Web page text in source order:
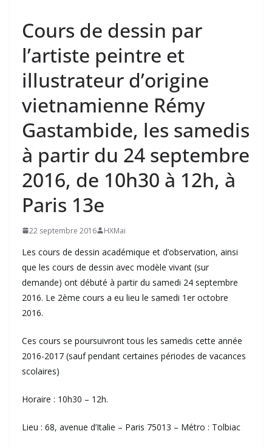
Cours de dessin par
l’artiste peintre et
illustrateur d’origine
vietnamienne Rémy
Gastambide, les samedis
à partir du 24 septembre
2016, de 10h30 à 12h, à
Paris 13e
22 septembre 2016 HXMai
Les cours de dessin académique et d’observation, ainsi
que les cours de dessin avec modèle vivant (sur
demande) ont débuté à partir du samedi 24 septembre
2016. Le 2ème cours a eu lieu le samedi 1er octobre
2016.
Ces cours se poursuivront tous les samedis cette année
2016-2017 (sauf pendant certaines périodes de vacances
scolaires)
Horaire : 10h30 – 12h.
Lieu : 68, avenue d’Italie – Paris 75013 – Métro : Tolbiac